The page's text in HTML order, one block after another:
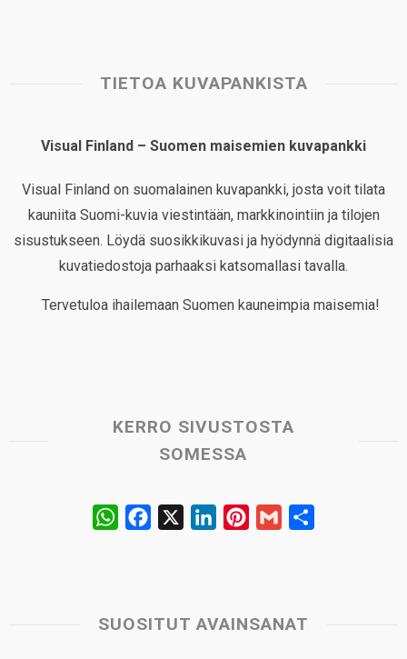
TIETOA KUVAPANKISTA
Visual Finland – Suomen maisemien kuvapankki
Visual Finland on suomalainen kuvapankki, josta voit tilata
kauniita Suomi-kuvia viestintään, markkinointiin ja tilojen
sisustukseen. Löydä suosikkikuvasi ja hyödynnä digitaalisia
kuvatiedostoja parhaaksi katsomallasi tavalla.
Tervetuloa ihailemaan Suomen kauneimpia maisemia!
KERRO SIVUSTOSTA
SOMESSA
W
s
b
e
e
l
SUOSITUT AVAINSANAT